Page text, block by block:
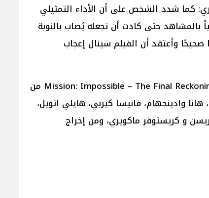
كما شدد الشخص على أن الأداء التمثيلي
بالمشاهد حتى كادت أن تجعله يُصاب بالنوبة
صحيحًا وأعتقد أن الفيلم سينال إعجاب
يُذكر أن الفيلم العالمي الجديد Mission: Impossible – The Final Reckoning من
وادينجهام، فانيسا كيربي، هايلي اتويل،
و كريستوفر ماكويري، ومن إخراج